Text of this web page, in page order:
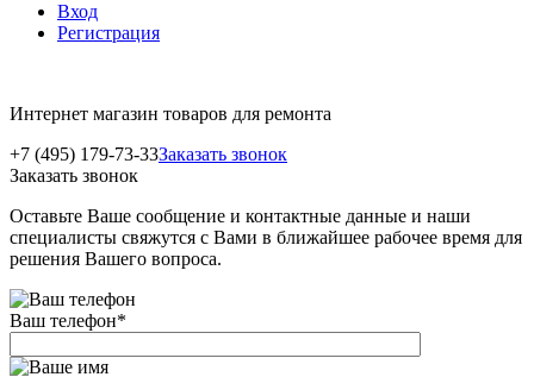
Вход
Регистрация
Интернет магазин товаров для ремонта
+7 (495) 179-73-33Заказать звонок
Заказать звонок
Оставьте Ваше сообщение и контактные данные и наши
специалисты свяжутся с Вами в ближайшее рабочее время для
решения Вашего вопроса.
Ваш телефон*